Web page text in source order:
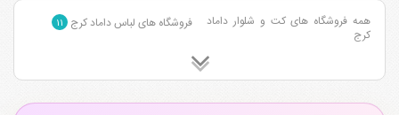
همه فروشگاه های کت و شلوار داماد
کرج
فروشگاه های لباس داماد کرج ۱۱